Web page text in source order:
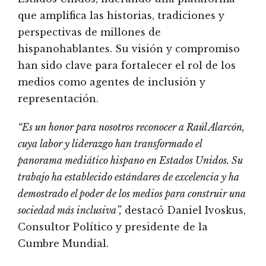
que amplifica las historias, tradiciones y
perspectivas de millones de
hispanohablantes. Su visión y compromiso
han sido clave para fortalecer el rol de los
medios como agentes de inclusión y
representación.
“Es un honor para nosotros reconocer a Raúl Alarcón,
cuya labor y liderazgo han transformado el
panorama mediático hispano en Estados Unidos. Su
trabajo ha establecido estándares de excelencia y ha
demostrado el poder de los medios para construir una
sociedad más inclusiva”, destacó Daniel Ivoskus,
Consultor Político y presidente de la
Cumbre Mundial.